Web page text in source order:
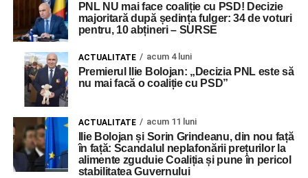
PNL NU mai face coaliție cu PSD! Decizie
majoritară după ședința fulger: 34 de voturi
pentru, 10 abțineri – SURSE
ACTUALITATE acum 4 luni
Premierul Ilie Bolojan: „Decizia PNL este să
nu mai facă o coaliție cu PSD”
ACTUALITATE acum 11 luni
Ilie Bolojan și Sorin Grindeanu, din nou față
în față: Scandalul neplafonării prețurilor la
alimente zguduie Coaliția și pune în pericol
stabilitatea Guvernului